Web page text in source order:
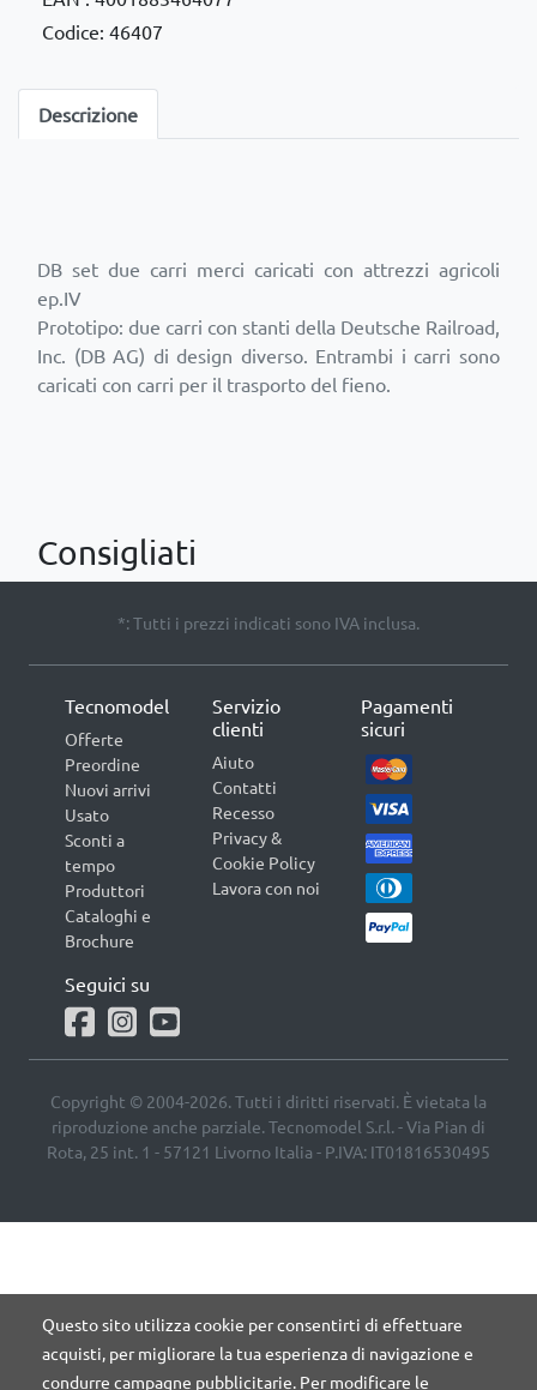
Codice: 46407
Descrizione
DB set due carri merci caricati con attrezzi agricoli
ep.IV
Prototipo: due carri con stanti della Deutsche Railroad,
Inc. (DB AG) di design diverso. Entrambi i carri sono
caricati con carri per il trasporto del fieno.
Consigliati
*: Tutti i prezzi indicati sono IVA inclusa.
Tecnomodel
Offerte
Preordine
Nuovi arrivi
Usato
Sconti a
tempo
Produttori
Cataloghi e
Brochure
Servizio
clienti
Aiuto
Contatti
Recesso
Privacy &
Cookie Policy
Lavora con noi
Pagamenti
sicuri
Seguici su
Copyright © 2004-2026. Tutti i diritti riservati. È vietata la
riproduzione anche parziale. Tecnomodel S.r.l. - Via Pian di
Rota, 25 int. 1 - 57121 Livorno Italia - P.IVA: IT01816530495
Questo sito utilizza cookie per consentirti di effettuare
acquisti, per migliorare la tua esperienza di navigazione e
condurre campagne pubblicitarie. Per modificare le